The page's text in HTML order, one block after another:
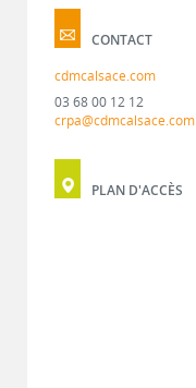
CONTACT
cdmcalsace.com
03 68 00 12 12
crpa@cdmcalsace.com
PLAN D'ACCÈS